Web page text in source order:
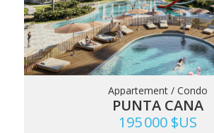
Appartement / Condo
PUNTA CANA
195 000 $US